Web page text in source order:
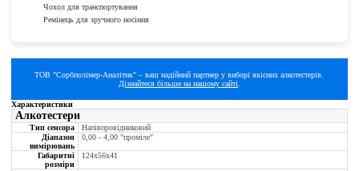
Чохол для транспортування
Ремінець для зручного носіння
ТОВ "Сорбполімер-Аналітик" – ваш надійний партнер у виборі якісних алкотестерів.
Дізнайтеся більше на нашому сайті.
Характеристики
Алкотестери
Тип сенсора
Напівпровідниковий
Діапазон
вимірювань
0,00 - 4,00 "проміле"
Габаритні
розміри
124х56х41